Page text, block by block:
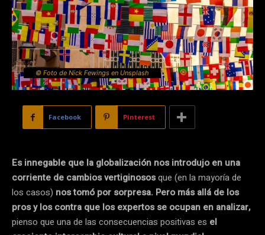
© Foto de Nick Fewings en Unsplash
Facebook Pinterest
Es innegable que la globalización nos introdujo en una
corriente de cambios vertiginososque (en la mayoría de
los casos) nos tomó por sorpresa. Pero más allá de los
pros y los contra que los expertos se ocupan en analizar,
pienso que una de las consecuencias positivas es el